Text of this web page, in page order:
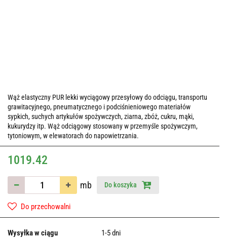
Wąż elastyczny PUR lekki wyciągowy przesyłowy do odciągu, transportu
grawitacyjnego, pneumatycznego i podciśnieniowego materiałów
sypkich, suchych artykułów spożywczych, ziarna, zbóż, cukru, mąki,
kukurydzy itp. Wąż odciągowy stosowany w przemyśle spożywczym,
tytoniowym, w elewatorach do napowietrzania.
1019.42
mb Do koszyka
Do przechowalni
Wysyłka w ciągu 1-5 dni